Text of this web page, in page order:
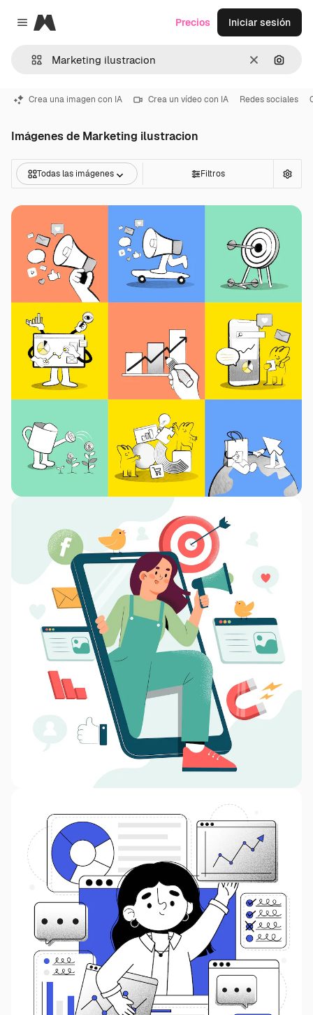
Close menu
Magnific
Borrar
Precios Iniciar sesión
Crea una imagen con IA Crea un vídeo con IA Redes sociales
Imágenes de Marketing ilustracion
Todas las imágenes Filtros